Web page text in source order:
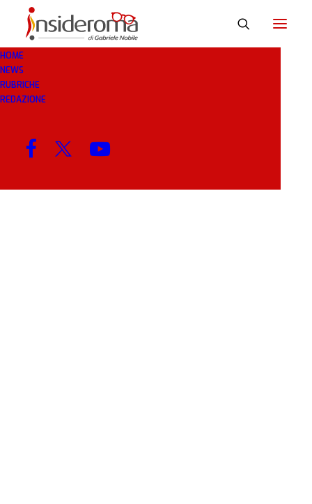
HOME
NEWS
RUBRICHE
REDAZIONE
SCHERZA
MENU